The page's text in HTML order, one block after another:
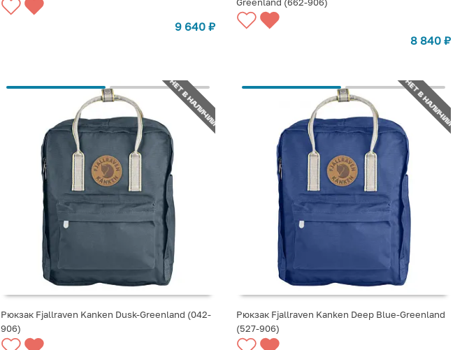
СООБЩИТЬ О ПОСТУПЛЕНИИ
9 640 ₽
СООБЩИТЬ О ПОСТУПЛЕНИИ
Greenland (662-906)
8 840 ₽
НЕТ В НАЛИЧИИ
СООБЩИТЬ О ПОСТУПЛЕНИИ
Рюкзак Fjallraven Kanken Dusk-Greenland (042-
906)
НЕТ В НАЛИЧИИ
СООБЩИТЬ О ПОСТУПЛЕНИИ
Рюкзак Fjallraven Kanken Deep Blue-Greenland
(527-906)